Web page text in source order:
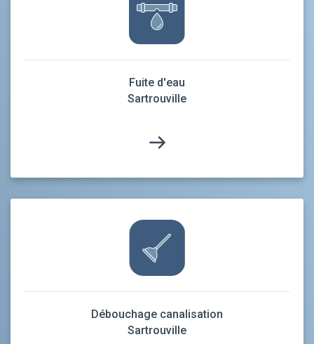
Fuite d'eau
Sartrouville
Débouchage canalisation
Sartrouville